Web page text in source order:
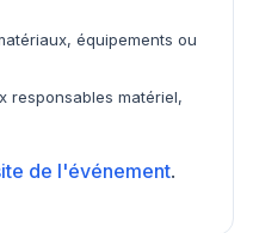
équipements ou
responsables matériel,
de l'événement.